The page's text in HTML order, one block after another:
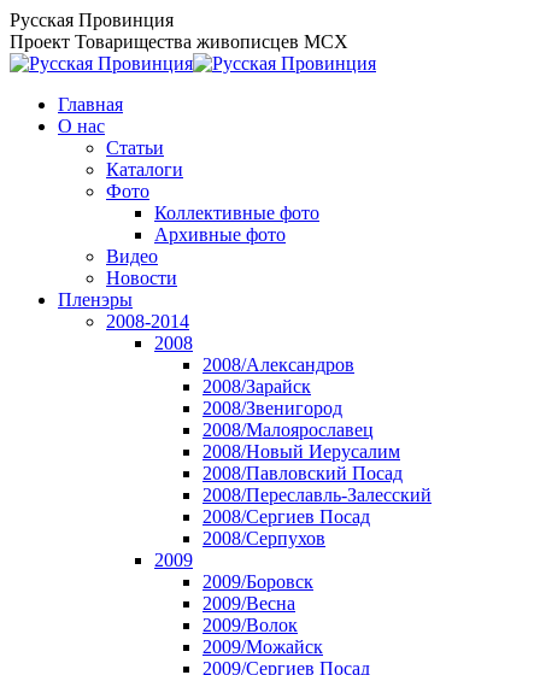
Перейти
к
содержанию
Русская Провинция
Проект Товарищества живописцев МСХ
Главная
О нас
Статьи
Каталоги
Фото
Коллективные фото
Архивные фото
Видео
Новости
Пленэры
2008-2014
2008
2008/Александров
2008/Зарайск
2008/Звенигород
2008/Малоярославец
2008/Новый Иерусалим
2008/Павловский Посад
2008/Переславль-Залесский
2008/Сергиев Посад
2008/Серпухов
2009
2009/Боровск
2009/Весна
2009/Волок
2009/Можайск
2009/Сергиев Посад